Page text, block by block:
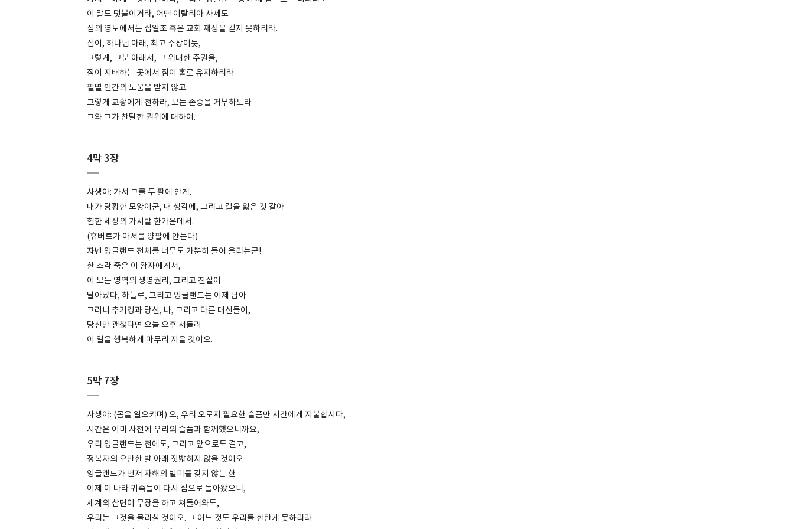
이 말도 덧붙이거라, 어떤 이탈리아 사제도
짐의 영토에서는 십일조 혹은 교회 재정을 걷지 못하리라.
짐이, 하나님 아래, 최고 수장이듯,
그렇게, 그분 아래서, 그 위대한 주권을,
짐이 지배하는 곳에서 짐이 홀로 유지하리라
필멸 인간의 도움을 받지 않고.
그렇게 교황에게 전하라, 모든 존중을 거부하노라
그와 그가 찬탈한 권위에 대하여.
4막 3장
사생아: 가서 그를 두 팔에 안게.
내가 당황한 모양이군, 내 생각에, 그리고 길을 잃은 것 같아
험한 세상의 가시밭 한가운데서.
(휴버트가 아서를 양팔에 안는다)
자넨 잉글랜드 전체를 너무도 가뿐히 들어 올리는군!
한 조각 죽은 이 왕자에게서,
이 모든 영역의 생명권리, 그리고 진실이
달아났다, 하늘로, 그리고 잉글랜드는 이제 남아
그러니 추기경과 당신, 나, 그리고 다른 대신들이,
당신만 괜찮다면 오늘 오후 서둘러
이 일을 행복하게 마무리 지을 것이오.
5막 7장
사생아: (몸을 일으키며) 오, 우리 오로지 필요한 슬픔만 시간에게 지불합시다,
시간은 이미 사전에 우리의 슬픔과 함께했으니까요,
우리 잉글랜드는 전에도, 그리고 앞으로도 결코,
정복자의 오만한 발 아래 짓밟히지 않을 것이오
잉글랜드가 먼저 자해의 빌미를 갖지 않는 한
이제 이 나라 귀족들이 다시 집으로 돌아왔으니,
세계의 삼면이 무장을 하고 쳐들어와도,
우리는 그것을 물리칠 것이오. 그 어느 것도 우리를 한탄케 못하리라